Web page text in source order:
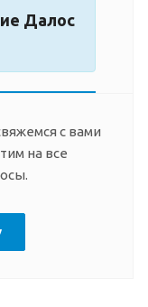
Далос
с вами
на все